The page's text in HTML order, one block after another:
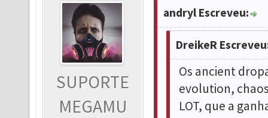
SUPORTE
MEGAMU
andryl Escreveu:
DreikeR
Os ancient
evolution,
LOT, que a